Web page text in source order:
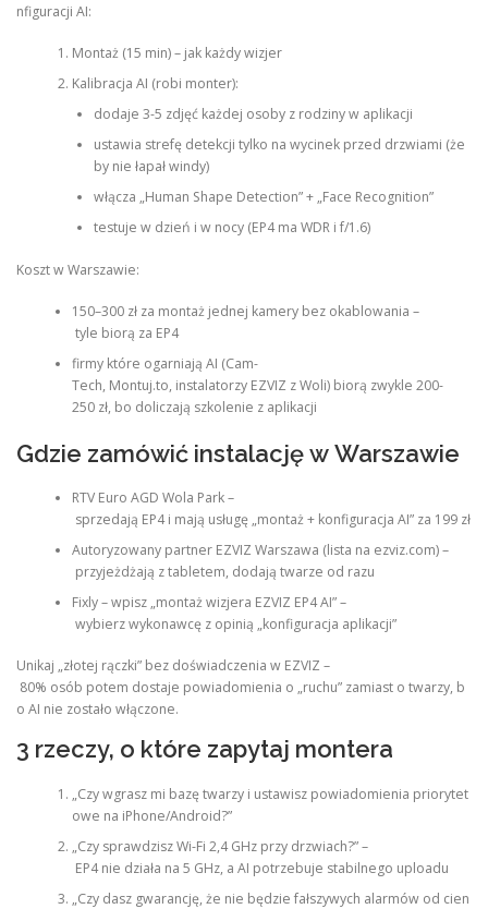
nfiguracji AI:
Montaż (15 min) – jak każdy wizjer
Kalibracja AI (robi monter):
dodaje 3-5 zdjęć każdej osoby z rodziny w aplikacji
ustawia strefę detekcji tylko na wycinek przed drzwiami (że
by nie łapał windy)
włącza „Human Shape Detection” + „Face Recognition”
testuje w dzień i w nocy (EP4 ma WDR i f/1.6)
Koszt w Warszawie:
150–300 zł za montaż jednej kamery bez okablowania –
tyle biorą za EP4
firmy które ogarniają AI (Cam-
Tech, Montuj.to, instalatorzy EZVIZ z Woli) biorą zwykle 200-
250 zł, bo doliczają szkolenie z aplikacji
Gdzie zamówić instalację w Warszawie
RTV Euro AGD Wola Park –
sprzedają EP4 i mają usługę „montaż + konfiguracja AI” za 199 zł
Autoryzowany partner EZVIZ Warszawa (lista na ezviz.com) –
przyjeżdżają z tabletem, dodają twarze od razu
Fixly – wpisz „montaż wizjera EZVIZ EP4 AI” –
wybierz wykonawcę z opinią „konfiguracja aplikacji”
Unikaj „złotej rączki” bez doświadczenia w EZVIZ –
80% osób potem dostaje powiadomienia o „ruchu” zamiast o twarzy, b
o AI nie zostało włączone.
3 rzeczy, o które zapytaj montera
„Czy wgrasz mi bazę twarzy i ustawisz powiadomienia priorytet
owe na iPhone/Android?”
„Czy sprawdzisz Wi-Fi 2,4 GHz przy drzwiach?” –
EP4 nie działa na 5 GHz, a AI potrzebuje stabilnego uploadu
„Czy dasz gwarancję, że nie będzie fałszywych alarmów od cien